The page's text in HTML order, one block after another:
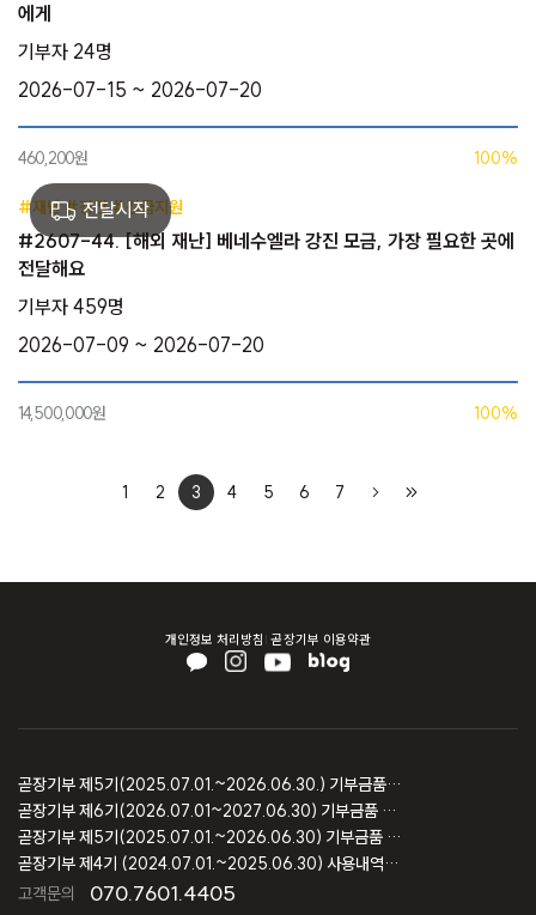
에게
기부자 24명
2026-07-15 ~ 2026-07-20
460,200원 100%
#재난 #강진 #긴급지원
#2607-44. [해외 재난] 베네수엘라 강진 모금, 가장 필요한 곳에
전달해요
기부자 459명
2026-07-09 ~ 2026-07-20
14,500,000원 100%
1 2 3 4 5 6 7
개인정보 처리방침 곧장기부 이용약관
고객문의
070.7601.4405
곧장기부 제5기(2025.07.01.~2026.06.30.) 기부금품 모집결과 보고
곧장기부 제6기(2026.07.01~2027.06.30) 기부금품 모집등록 보고
곧장기부 제5기(2025.07.01.~2026.06.30) 기부금품 모집등록 보고
곧장기부 제4기 (2024.07.01.~2025.06.30) 사용내역 및 회계감사 보고